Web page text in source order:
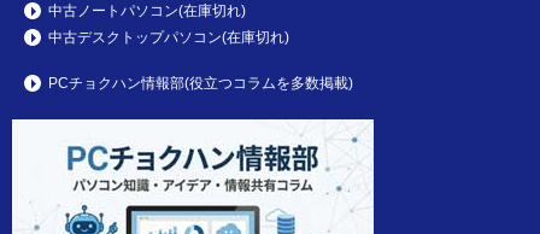
中古ノートパソコン(在庫切れ)
中古デスクトップパソコン(在庫切れ)
PCチョクハン情報部(役立つコラムを多数掲載)